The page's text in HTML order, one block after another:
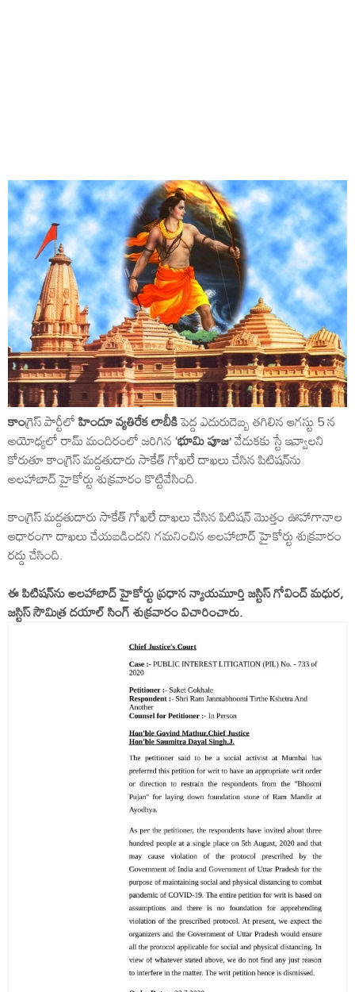
కాంగ్రెస్ పార్టీలోహిందూ వ్యతిరేక లాబీకిపెద్ద ఎదురుదెబ్బ తగిలిన ఆగస్టు 5 న
అయోధ్యలో రామ్ మందిరంలో జరిగిన‘భూమి పూజ’వేడుకకు స్టే ఇవ్వాలని
కోరుతూ కాంగ్రెస్ మద్దతుదారు సాకేత్ గోఖలే దాఖలు చేసిన పిటిషన్‌ను
అలహాబాద్ హైకోర్టు శుక్రవారం కొట్టివేసింది.
కాంగ్రెస్ మద్దతుదారు సాకేత్ గోఖలే దాఖలు చేసిన పిటిషన్ మొత్తం ఊహాగానాల
ఆధారంగా దాఖలు చేయబడిందని గమనించిన అలహాబాద్ హైకోర్టు శుక్రవారం
రద్దు చేసింది.
ఈ పిటిషన్‌ను అలహాబాద్ హైకోర్టు ప్రధాన న్యాయమూర్తి జస్టిస్ గోవింద్ మధుర,
జస్టిస్ సౌమిత్ర దయాల్ సింగ్ శుక్రవారం విచారించారు.